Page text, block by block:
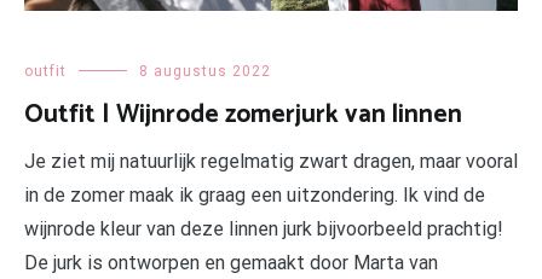
outfit 8 augustus 2022
Outfit | Wijnrode zomerjurk van linnen
Je ziet mij natuurlijk regelmatig zwart dragen, maar vooral
in de zomer maak ik graag een uitzondering. Ik vind de
wijnrode kleur van deze linnen jurk bijvoorbeeld prachtig!
De jurk is ontworpen en gemaakt door Marta van